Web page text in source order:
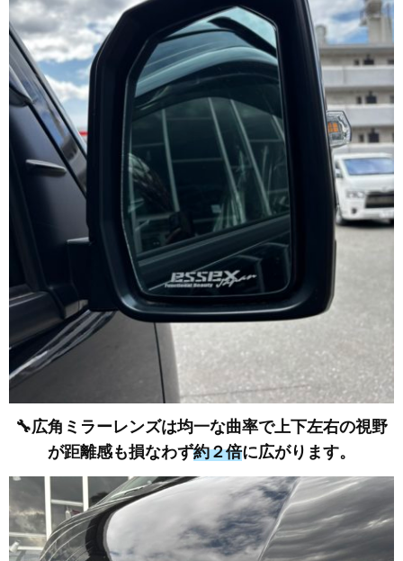
🔧広角ミラーレンズは均一な曲率で上下左右の視野
が距離感も損なわず約２倍に広がります。